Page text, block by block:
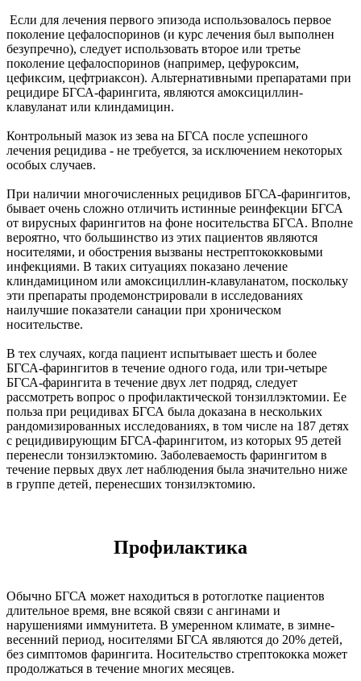
Если для лечения первого эпизода использовалось первое
поколение цефалоспоринов (и курс лечения был выполнен
безупречно), следует использовать второе или третье
поколение цефалоспоринов (например, цефуроксим,
цефиксим, цефтриаксон). Альтернативными препаратами при
рецидире БГСА-фарингита, являются амоксициллин-
клавуланат или клиндамицин.
Контрольный мазок из зева на БГСА после успешного
лечения рецидива - не требуется, за исключением некоторых
особых случаев.
При наличии многочисленных рецидивов БГСА-фарингитов,
бывает очень сложно отличить истинные реинфекции БГСА
от вирусных фарингитов на фоне носительства БГСА. Вполне
вероятно, что большинство из этих пациентов являются
носителями, и обострения вызваны нестрептококковыми
инфекциями. В таких ситуациях показано лечение
клиндамицином или амоксициллин-клавуланатом, поскольку
эти препараты продемонстрировали в исследованиях
наилучшие показатели санации при хроническом
носительстве.
В тех случаях, когда пациент испытывает шесть и более
БГСА-фарингитов в течение одного года, или три-четыре
БГСА-фарингита в течение двух лет подряд, следует
рассмотреть вопрос о профилактической тонзиллэктомии. Ее
польза при рецидивах БГСА была доказана в нескольких
рандомизированных исследованиях, в том числе на 187 детях
с рецидивирующим БГСА-фарингитом, из которых 95 детей
перенесли тонзилэктомию. Заболеваемость фарингитом в
течение первых двух лет наблюдения была значительно ниже
в группе детей, перенесших тонзилэктомию.
Профилактика
Обычно БГСА может находиться в ротоглотке пациентов
длительное время, вне всякой связи с ангинами и
нарушениями иммунитета. В умеренном климате, в зимне-
весенний период, носителями БГСА являются до 20% детей,
без симптомов фарингита. Носительство стрептококка может
продолжаться в течение многих месяцев.